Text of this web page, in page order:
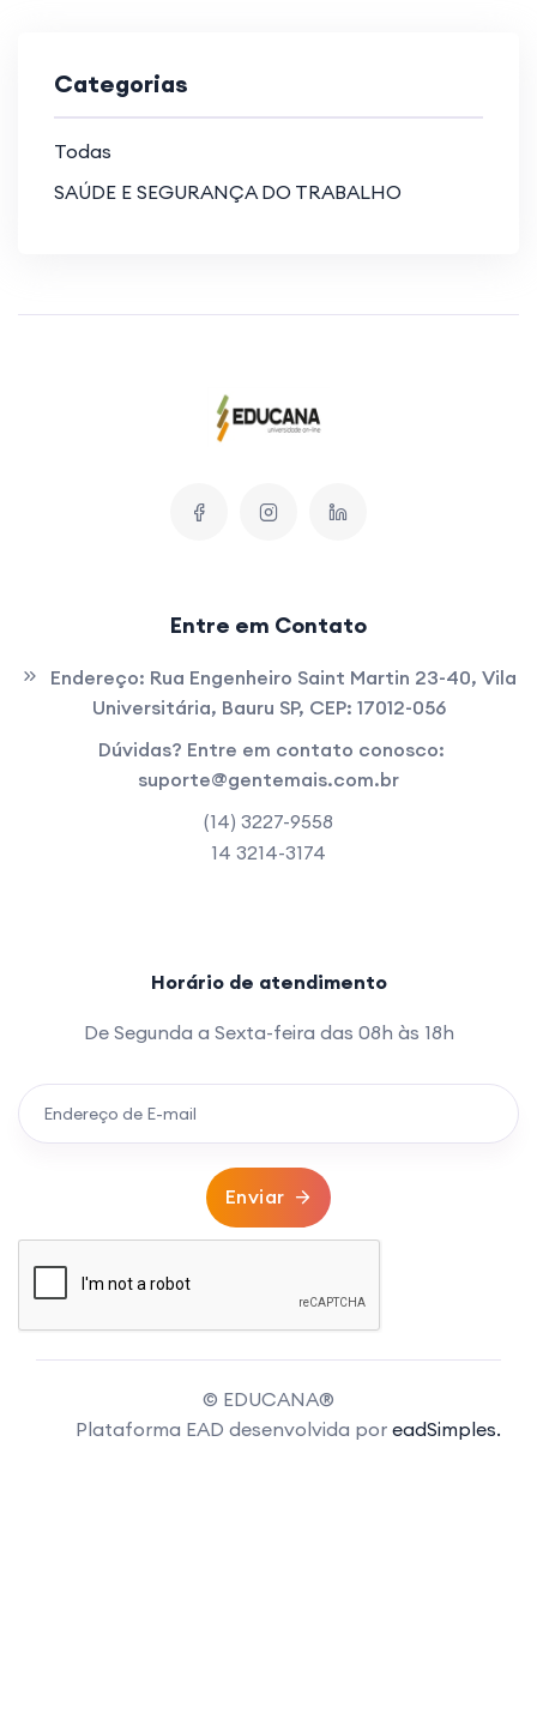
Categorias
Todas
SAÚDE E SEGURANÇA DO TRABALHO
Entre em Contato
Endereço: Rua Engenheiro Saint Martin 23-40, Vila
Universitária, Bauru SP, CEP: 17012-056
Dúvidas? Entre em contato conosco:
suporte@gentemais.com.br
(14) 3227-9558
14 3214-3174
Horário de atendimento
De Segunda a Sexta-feira das 08h às 18h
Enviar
© EDUCANA®
Plataforma EAD desenvolvida por eadSimples.